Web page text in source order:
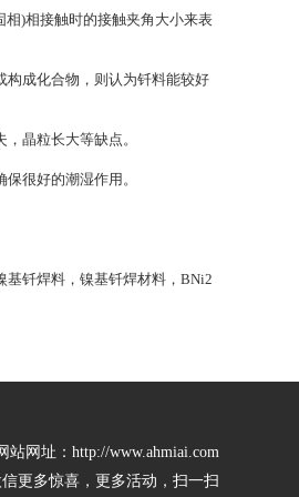
)相接触时的接触夹角大小来表
成化合物，则认为钎料能较好
晶粒长大等缺点。
很好的潮湿作用。
基钎焊料，镍基钎焊材料，BNi2
站网址：http://www.ahmiai.com
更多惊喜，更多活动，扫一扫